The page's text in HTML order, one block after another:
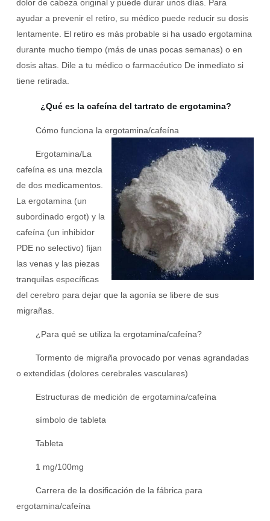
dolor de cabeza original y puede durar unos días. Para
ayudar a prevenir el retiro, su médico puede reducir su dosis
lentamente. El retiro es más probable si ha usado ergotamina
durante mucho tiempo (más de unas pocas semanas) o en
dosis altas. Dile a tu médico o farmacéuticoDe inmediato si
tiene retirada.
¿Qué es la cafeína del tartrato de ergotamina?
Cómo funciona la ergotamina/cafeína
Ergotamina/La
cafeína es una mezcla
de dos medicamentos.
La ergotamina (un
subordinado ergot) y la
cafeína (un inhibidor
PDE no selectivo) fijan
las venas y las piezas
tranquilas específicas
del cerebro para dejar que la agonía se libere de sus
migrañas.
¿Para qué se utiliza la ergotamina/cafeína?
Tormento de migraña provocado por venas agrandadas
o extendidas (dolores cerebrales vasculares)
Estructuras de medición de ergotamina/cafeína
símbolo de tableta
Tableta
1 mg/100mg
Carrera de la dosificación de la fábrica para
ergotamina/cafeína